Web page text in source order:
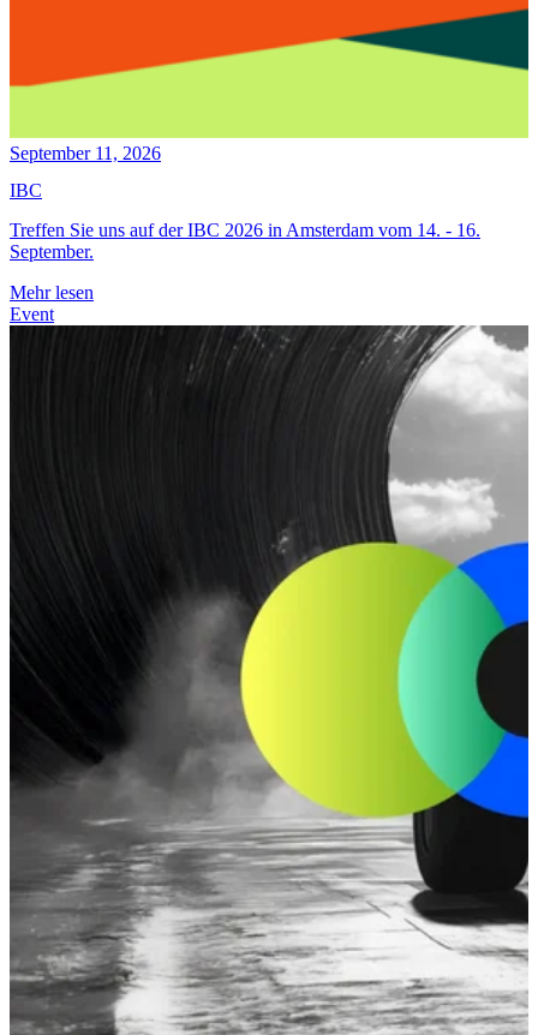
September 11, 2026
IBC
Treffen Sie uns auf der IBC 2026 in Amsterdam vom 14. - 16.
September.
Mehr lesen
Event